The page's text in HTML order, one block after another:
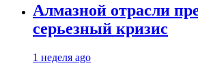
Алмазной отрасли
серьезный кризис
1 неделя ago